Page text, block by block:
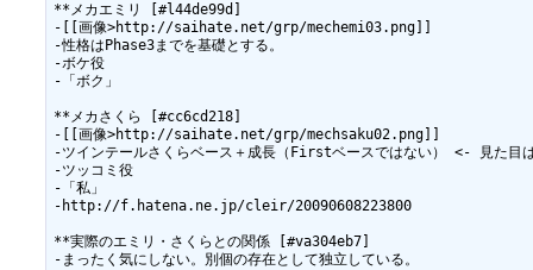
**メカエミリ [#l44de99d]
-[[画像>http://saihate.net/grp/mechemi03.png]]
-性格はPhase3までを基礎とする。
-ボケ役
-「ボク」
**メカさくら [#cc6cd218]
-[[画像>http://saihate.net/grp/mechsaku02.png]]
-ツインテールさくらベース＋成長（Firstベースではない） <- 見た目
-ツッコミ役
-「私」
-http://f.hatena.ne.jp/cleir/20090608223800
**実際のエミリ・さくらとの関係 [#va304eb7]
-まったく気にしない。別個の存在として独立している。